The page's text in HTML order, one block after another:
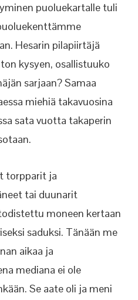
puoluekartalle tuli
Hesarin pilapiirtäjä
kysyen, osallistuuko
sarjaan? Samaa
miehiä takavuosina
sata vuotta takaperin
torpparit ja
tai duunarit
moneen kertaan
saduksi. Tänään me
aikaa ja
mediana ei ole
Se aate oli ja meni